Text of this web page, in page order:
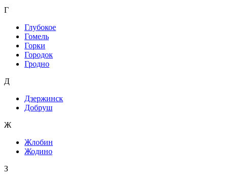
Г
Глубокое
Гомель
Горки
Городок
Гродно
Д
Дзержинск
Добруш
Ж
Жлобин
Жодино
З